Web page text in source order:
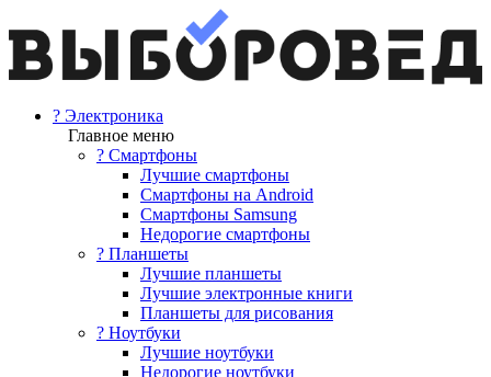
? Электроника
Главное меню
? Смартфоны
Лучшие смартфоны
Смартфоны на Android
Смартфоны Samsung
Недорогие смартфоны
? Планшеты
Лучшие планшеты
Лучшие электронные книги
Планшеты для рисования
? Ноутбуки
Лучшие ноутбуки
Недорогие ноутбуки